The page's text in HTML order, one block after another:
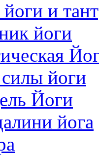
и
йоги
йоги
Йоги
йога